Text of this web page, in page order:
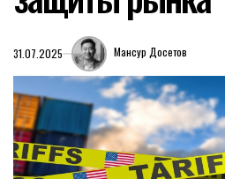
31.07.2025 Мансур Досетов